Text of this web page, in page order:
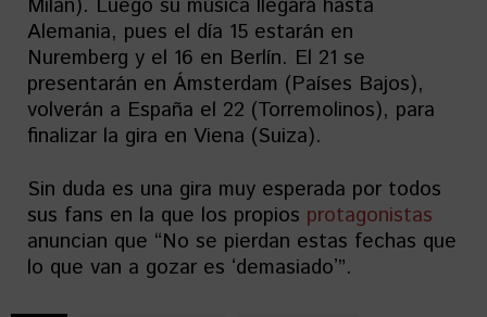
Milan). Luego su música llegará hasta
Alemania, pues el día 15 estarán en
Nuremberg y el 16 en Berlín. El 21 se
presentarán en Ámsterdam (Países Bajos),
volverán a España el 22 (Torremolinos), para
finalizar la gira en Viena (Suiza).
Sin duda es una gira muy esperada por todos
sus fans en la que los propios protagonistas
anuncian que “No se pierdan estas fechas que
lo que van a gozar es ʻdemasiadoʼ”.